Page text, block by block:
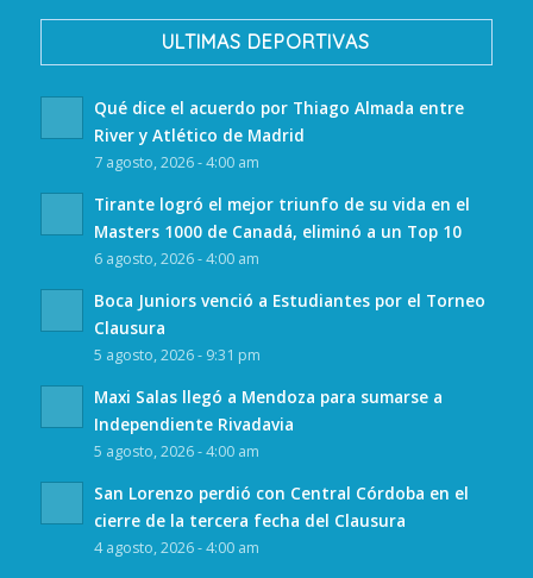
ULTIMAS DEPORTIVAS
Qué dice el acuerdo por Thiago Almada entre
River y Atlético de Madrid
7 agosto, 2026 - 4:00 am
Tirante logró el mejor triunfo de su vida en el
Masters 1000 de Canadá, eliminó a un Top 10
6 agosto, 2026 - 4:00 am
Boca Juniors venció a Estudiantes por el Torneo
Clausura
5 agosto, 2026 - 9:31 pm
Maxi Salas llegó a Mendoza para sumarse a
Independiente Rivadavia
5 agosto, 2026 - 4:00 am
San Lorenzo perdió con Central Córdoba en el
cierre de la tercera fecha del Clausura
4 agosto, 2026 - 4:00 am